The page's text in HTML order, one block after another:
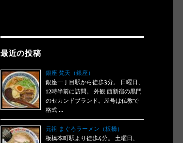
最近の投稿
銀座 梵天（銀座）
銀座一丁目駅から徒歩3分。 日曜日、
12時半前に訪問。 外観 西新宿の黒門
のセカンドブランド。屋号は仏教で
格式 …
元祖 まぐろラーメン（板橋）
板橋本町駅より徒歩4分。 土曜日、